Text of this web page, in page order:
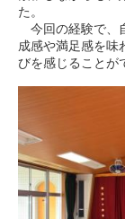
た。
今回の経験で、
成感や満足感を味
びを感じることが